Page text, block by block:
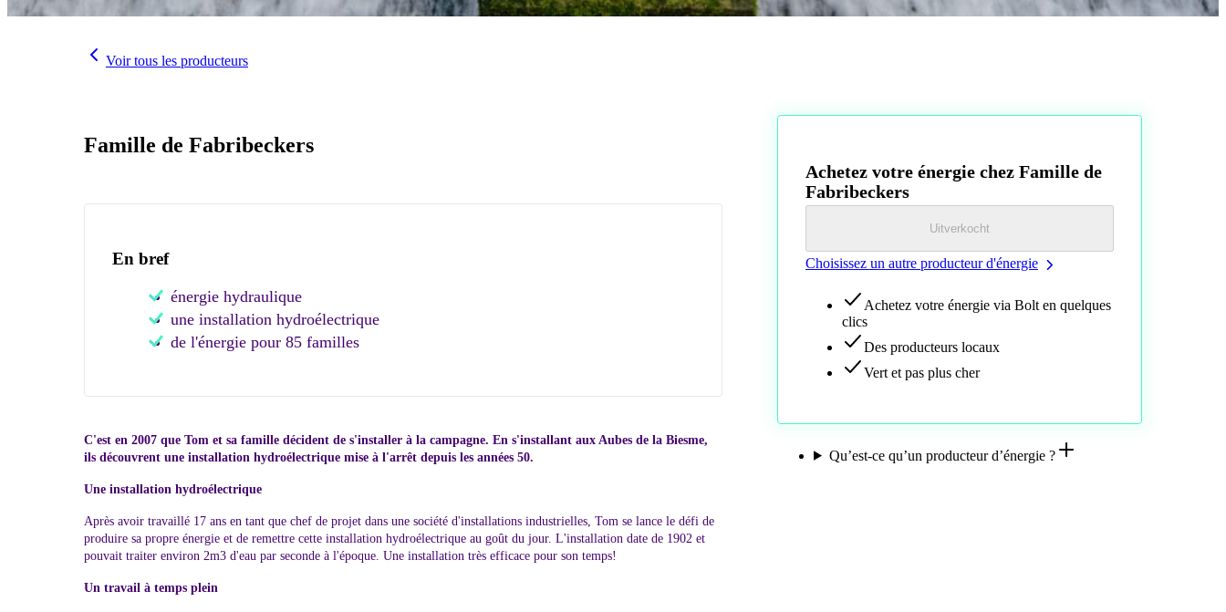
Voir tous les producteurs
Famille de Fabribeckers
En bref
énergie hydraulique
une installation hydroélectrique
de l'énergie pour 85 familles
C'est en 2007 que Tom et sa famille décident de s'installer à la campagne. En s'installant aux Aubes de la Biesme,
ils découvrent une installation hydroélectrique mise à l'arrêt depuis les années 50.
Une installation hydroélectrique
Après avoir travaillé 17 ans en tant que chef de projet dans une société d'installations industrielles, Tom se lance le défi de
produire sa propre énergie et de remettre cette installation hydroélectrique au goût du jour. L'installation date de 1902 et
pouvait traiter environ 2m3 d'eau par seconde à l'époque. Une installation très efficace pour son temps!
Un travail à temps plein
Achetez votre énergie chez Famille de
Fabribeckers
Uitverkocht
Choisissez un autre producteur d'énergie
Achetez votre énergie via Bolt en quelques
clics
Des producteurs locaux
Vert et pas plus cher
Qu’est-ce qu’un producteur d’énergie ?